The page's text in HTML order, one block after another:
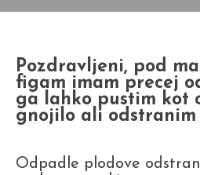
Pozdravljeni, pod
figam imam precej
ga lahko pustim kot
gnojilo ali odstranim
Odpadle plodove